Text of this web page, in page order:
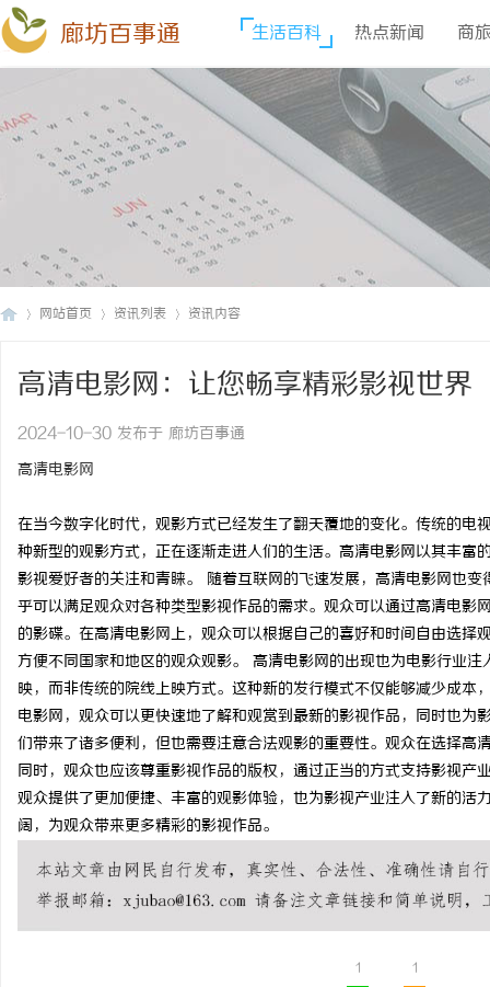
廊坊百事通 生活百科 热点新闻 商
网站首页 资讯列表 资讯内容
高清电影网：让您畅享精彩影视世界
2024-10-30 发布于 廊坊百事通
高清电影网
在当今数字化时代，观影方式已经发生了翻天覆地的变化。传统的
种新型的观影方式，正在逐渐走进人们的生活。高清电影网以其丰
影视爱好者的关注和青睐。 随着互联网的飞速发展，高清电影网也
乎可以满足观众对各种类型影视作品的需求。观众可以通过高清电
的影碟。在高清电影网上，观众可以根据自己的喜好和时间自由选
方便不同国家和地区的观众观影。 高清电影网的出现也为电影行业
映，而非传统的院线上映方式。这种新的发行模式不仅能够减少成
电影网，观众可以更快速地了解和观赏到最新的影视作品，同时也
们带来了诸多便利，但也需要注意合法观影的重要性。观众在选择
同时，观众也应该尊重影视作品的版权，通过正当的方式支持影视
观众提供了更加便捷、丰富的观影体验，也为影视产业注入了新的
阔，为观众带来更多精彩的影视作品。
1 1